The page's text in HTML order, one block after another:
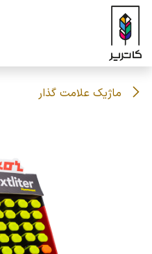
صرف نظر و مشاهده محتوا
ماژیک علامت گذار